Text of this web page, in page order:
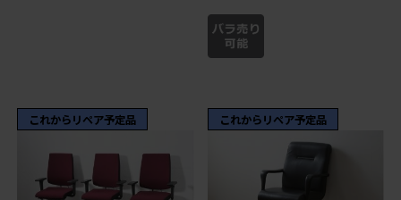
これからリペア予定品 これからリペア予定品